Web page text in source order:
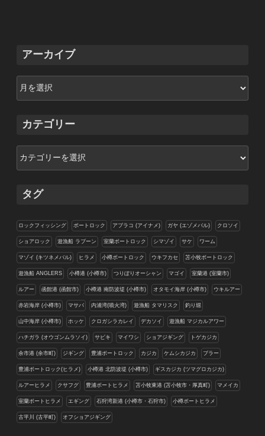
アーカイブ
ー
カ
カテゴリー
テ
ゴ
タグ
ロックフィッシング ボートロック アブラコ (アイナメ) ガヤ (エゾメバル) クロソイ
ショアロック 遊漁船 ラブーン 室蘭ボートロック シマゾイ サケ ワーム
マゾイ (キツネメバル) ヒラメ 小樽ボートロック ウキフカセ 苫小牧ボートロック
遊漁船 ANGLERS 小樽港 (小樽市) つりぼりオーシャン マゴイ 室蘭港 (室蘭市)
ルアー 函館港 (函館市) 小樽港 南防波堤 (小樽市) オタモイ海岸 (小樽市) ウキルアー
赤岩海岸 (小樽市) マサバ 内浦湾(噴火湾) 遊漁船 タマリスク 釣り堀
山中海岸 (小樽市) ホッケ クロガシラカレイ デカソイ 遊漁船 マジカルアワー
ハチガラ (オウゴンムラソイ) サビキ マイワシ ショアジギング トゲカジカ
余市港 (余市町) ジギング 豊浦ボートロック カジカ ケムシカジカ ブラー
豊浦ボートロック(ヒラメ) 小樽港 北防波堤 (小樽市) ギスカジカ (ツマグロカジカ)
ルアーヒラメ クサフグ 豊浦ボートヒラメ 苫小牧東港 (苫小牧市・厚真町) マメイカ
室蘭ボートヒラメ エギング 石狩湾新港 (小樽市・石狩市) 小樽ボートヒラメ
古平川 (古平町) オフショアジギング